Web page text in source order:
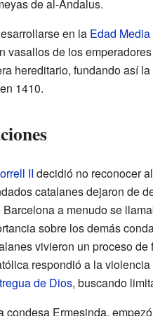
de al-Ándalus.
en la Edad Media
vasallos de los
hereditario, fundando así la
en 1410.
II decidió no reconocer
catalanes dejaron de
a menudo se
sobre los demás
vivieron un proceso
respondió a la
de Dios, buscando
condesa Ermesinda,